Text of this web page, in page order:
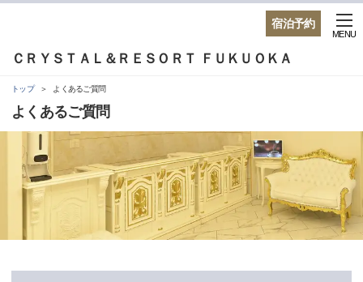
宿泊予約
ＣＲＹＳＴＡＬ＆ＲＥＳＯＲＴ ＦＵＫＵＯＫＡ
MENU
トップ よくあるご質問
よくあるご質問